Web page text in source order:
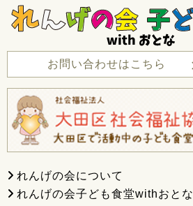
お問い合わせはこちら
れんげの会について
れんげの会子ども食堂withおとな